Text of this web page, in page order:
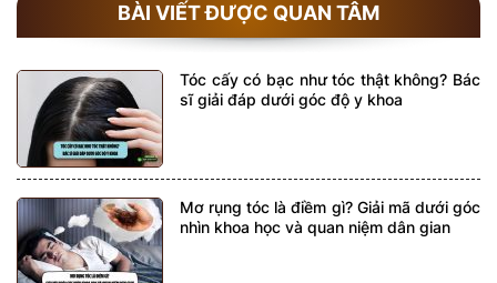
BÀI VIẾT ĐƯỢC QUAN TÂM
Tóc cấy có bạc như tóc thật không? Bác
sĩ giải đáp dưới góc độ y khoa
Mơ rụng tóc là điềm gì? Giải mã dưới góc
nhìn khoa học và quan niệm dân gian